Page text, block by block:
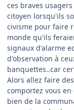
ces braves
citoyen lorsqu'ils
civisme pour faire
monde qu'ils
signaux d'alarme
d'observation à
banquettes..car
Alors allez faire
comportez vous
bien de la